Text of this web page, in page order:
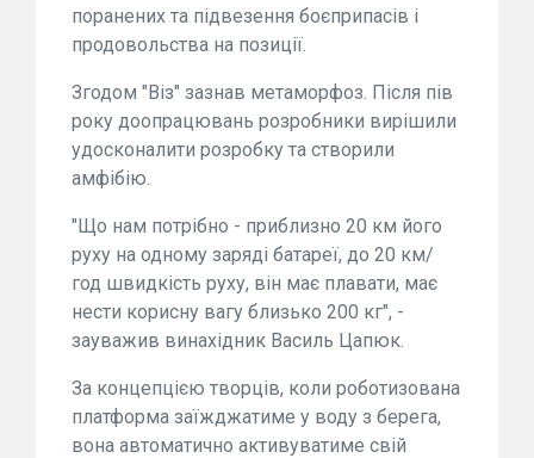
поранених та підвезення боєприпасів і
продовольства на позиції.
Згодом "Віз" зазнав метаморфоз. Після пів
року доопрацювань розробники вирішили
удосконалити розробку та створили
амфібію.
"Що нам потрібно - приблизно 20 км його
руху на одному заряді батареї, до 20 км/
год швидкість руху, він має плавати, має
нести корисну вагу близько 200 кг", -
зауважив винахідник Василь Цапюк.
За концепцією творців, коли роботизована
платформа заїжджатиме у воду з берега,
вона автоматично активуватиме свій